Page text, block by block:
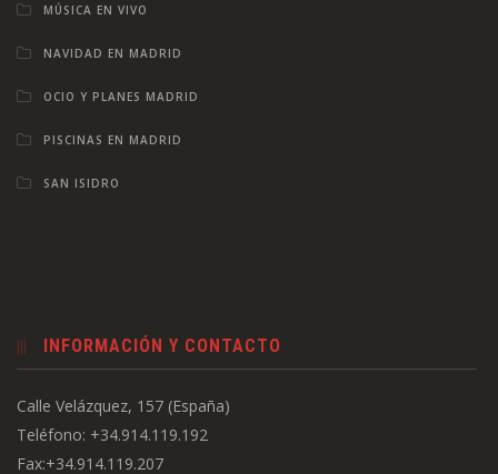
MÚSICA EN VIVO
NAVIDAD EN MADRID
OCIO Y PLANES MADRID
PISCINAS EN MADRID
SAN ISIDRO
INFORMACIÓN Y CONTACTO
Calle Velázquez, 157 (España)
Teléfono: +34.914.119.192
Fax:+34.914.119.207